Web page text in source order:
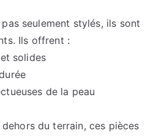
seulement stylés, ils sont
Ils offrent :
solides
de la peau
du terrain, ces pièces